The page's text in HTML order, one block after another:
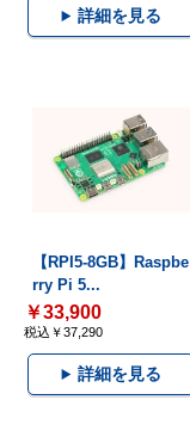
詳細を見る
【RPI5-8GB】Raspbe
rry Pi 5...
￥33,900
税込￥37,290
詳細を見る